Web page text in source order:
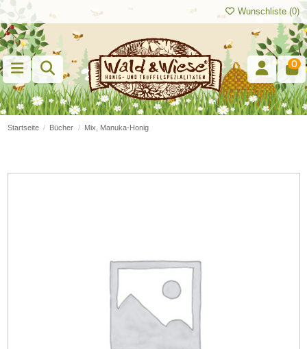
Wunschliste (0)
0
Startseite Bücher Mix, Manuka-Honig